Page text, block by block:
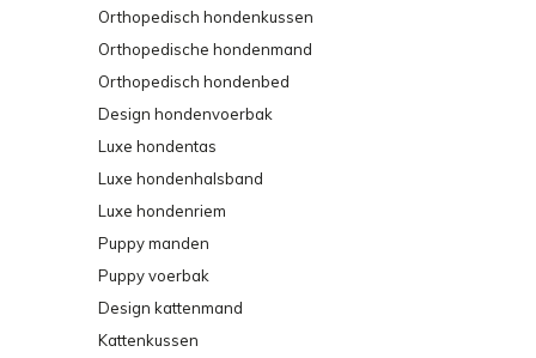
Orthopedisch hondenkussen
Orthopedische hondenmand
Orthopedisch hondenbed
Design hondenvoerbak
Luxe hondentas
Luxe hondenhalsband
Luxe hondenriem
Puppy manden
Puppy voerbak
Design kattenmand
Kattenkussen